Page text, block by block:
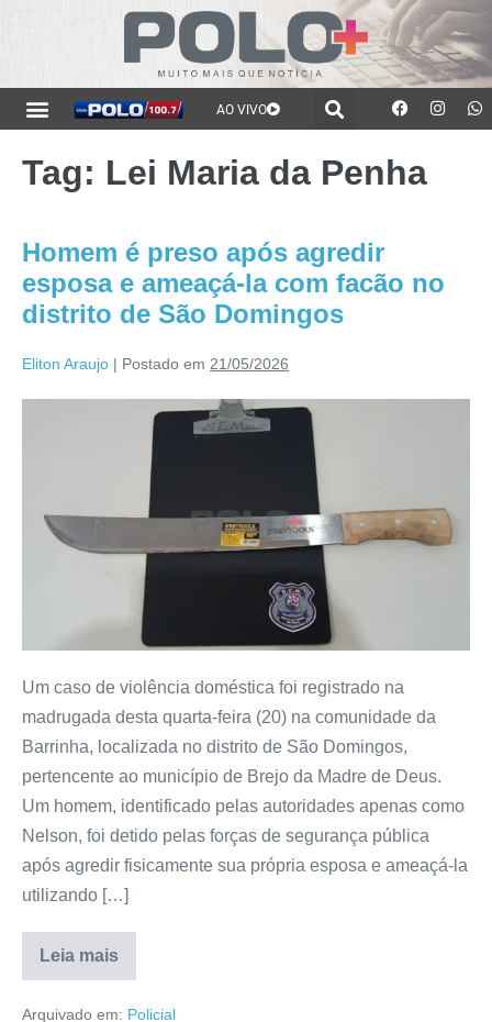
AO VIVO
Tag: Lei Maria da Penha
Homem é preso após agredir
esposa e ameaçá-la com facão no
distrito de São Domingos
Eliton Araujo | Postado em 21/05/2026
Um caso de violência doméstica foi registrado na
madrugada desta quarta-feira (20) na comunidade da
Barrinha, localizada no distrito de São Domingos,
pertencente ao município de Brejo da Madre de Deus.
Um homem, identificado pelas autoridades apenas como
Nelson, foi detido pelas forças de segurança pública
após agredir fisicamente sua própria esposa e ameaçá-la
utilizando […]
Leia mais
Arquivado em: Policial